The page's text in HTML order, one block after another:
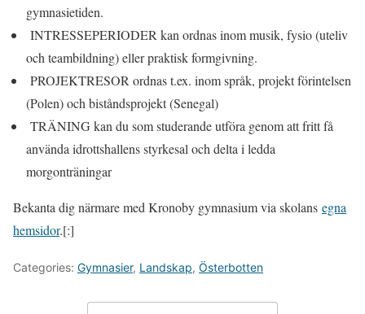
gymnasietiden.
INTRESSEPERIODER kan ordnas inom musik, fysio (uteliv
och teambildning) eller praktisk formgivning.
PROJEKTRESOR ordnas t.ex. inom språk, projekt förintelsen
(Polen) och biståndsprojekt (Senegal)
TRÄNING kan du som studerande utföra genom att fritt få
använda idrottshallens styrkesal och delta i ledda
morgonträningar
Bekanta dig närmare med Kronoby gymnasium via skolans egna
hemsidor.[:]
Categories: Gymnasier, Landskap, Österbotten